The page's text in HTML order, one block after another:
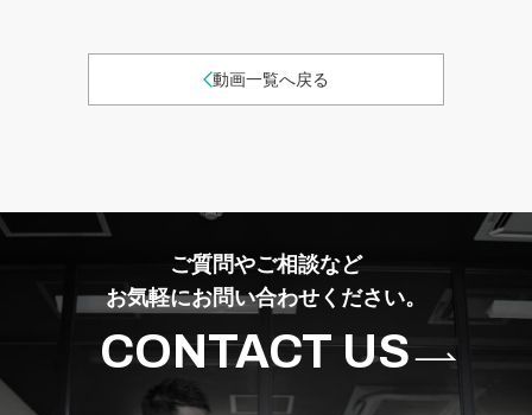
動画一覧へ戻る
ご質問やご相談など
お気軽にお問い合わせください。
CONTACT US